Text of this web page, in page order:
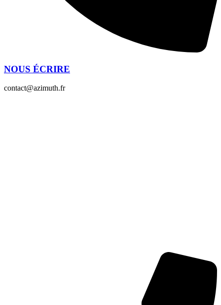
NOUS ÉCRIRE
contact@azimuth.fr